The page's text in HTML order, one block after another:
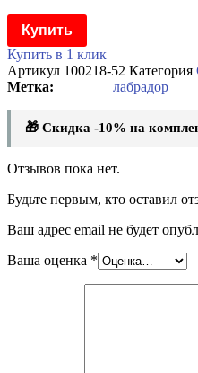
Купить
Купить в 1 клик
Артикул 100218-52 Категория
лабрадор
🎁 Скидка -10% на
Отзывов пока нет.
Будьте первым, кто оставил
Ваш адрес email не будет
Ваша оценка *